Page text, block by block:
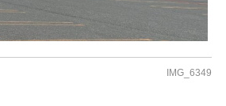
IMG_6349